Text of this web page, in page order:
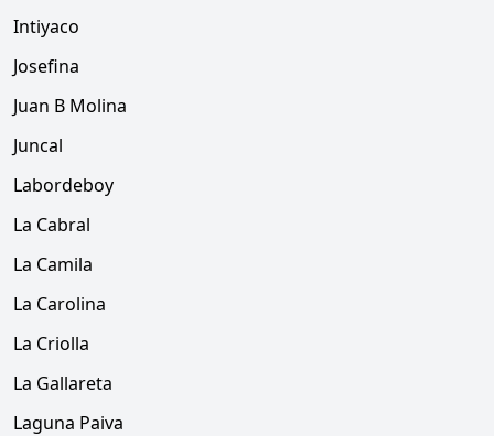
Intiyaco
Josefina
Juan B Molina
Juncal
Labordeboy
La Cabral
La Camila
La Carolina
La Criolla
La Gallareta
Laguna Paiva